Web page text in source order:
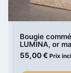
Bougie
LUMINA, or
55,00€ Prix